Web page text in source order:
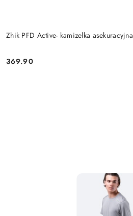
Zhik PFD Active- kamizelka asekuracyjna
Cena:
369.90